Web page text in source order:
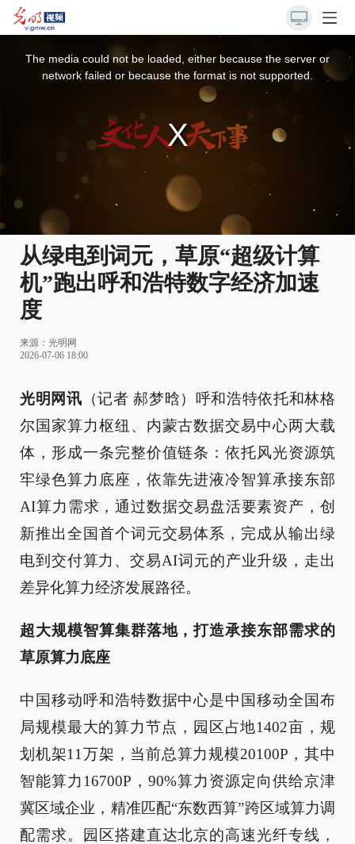
The media could not be loaded, either because the server or
network failed or because the format is not supported.
从绿电到词元，草原“超级计算
机”跑出呼和浩特数字经济加速
度
来源： 光明网
2026-07-06 18:00
光明网讯 （记者 郝梦晗）呼和浩特依托和林格
尔国家算力枢纽、内蒙古数据交易中心两大载
体，形成一条完整价值链条：依托风光资源筑
牢绿色算力底座，依靠先进液冷智算承接东部
AI算力需求，通过数据交易盘活要素资产，创
新推出全国首个词元交易体系，完成从输出绿
电到交付算力、交易AI词元的产业升级，走出
差异化算力经济发展路径。
超大规模智算集群落地，打造承接东部需求的
草原算力底座
中国移动呼和浩特数据中心是中国移动全国布
局规模最大的算力节点，园区占地1402亩，规
划机架11万架，当前总算力规模20100P，其中
智能算力16700P，90%算力资源定向供给京津
冀区域企业，精准匹配“东数西算”跨区域算力调
配需求。园区搭建直达北京的高速光纤专线，